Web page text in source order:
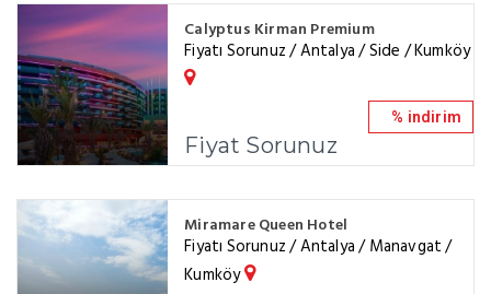
Calyptus Kirman Premium
Fiyatı Sorunuz / Antalya / Side / Kumköy
Fiyat Sorunuz
% indirim
Miramare Queen Hotel
Fiyatı Sorunuz / Antalya / Manavgat /
Kumköy